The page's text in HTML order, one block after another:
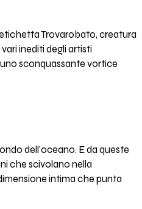
Trovarobato, creatura
inediti degli artisti
sconquassante vortice
dell'oceano. E da queste
che scivolano nella
intima che punta